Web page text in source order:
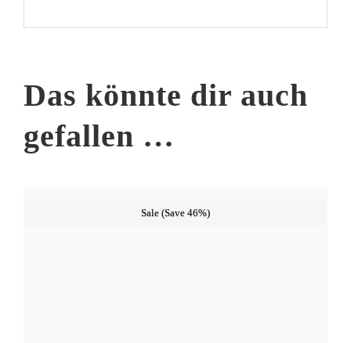
Das könnte dir auch
gefallen …
Sale (Save 46%)